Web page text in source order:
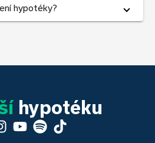
hypotéky?
hypotéku